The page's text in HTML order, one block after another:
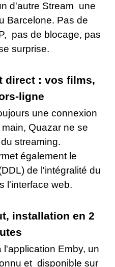
d'autre Stream une
Barcelone. Pas de
pas de blocage, pas
surprise.
direct : vos films,
ligne
une connexion
Quazar ne se
streaming.
également le
de l'intégralité du
l'interface web.
installation en 2
Emby, un
et disponible sur